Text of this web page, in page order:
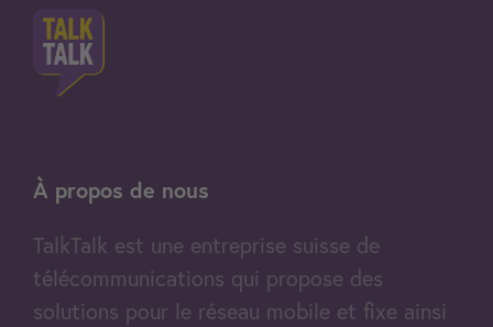
À propos de nous
TalkTalk est une entreprise suisse de
télécommunications qui propose des
solutions pour le réseau mobile et fixe ainsi